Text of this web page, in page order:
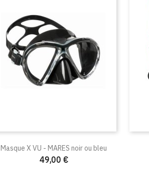
Masque X VU - MARES noir ou bleu
49,00 €